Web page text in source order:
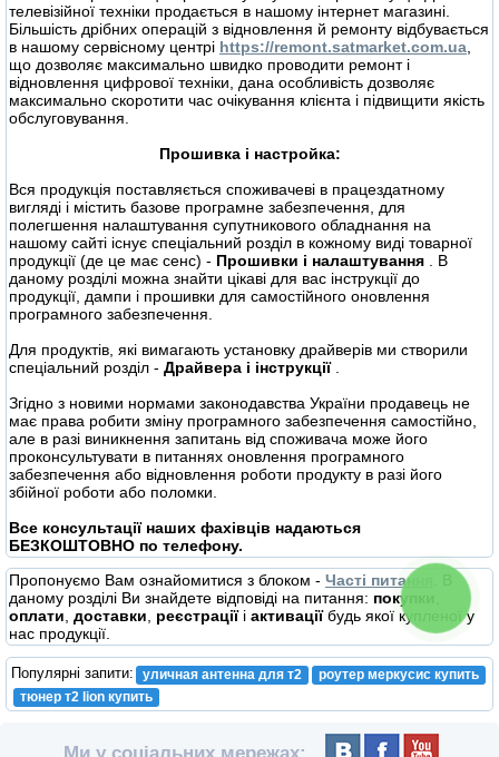
телевізійної техніки продається в нашому інтернет магазині.
Більшість дрібних операцій з відновлення й ремонту відбувається
в нашому сервісному центрі https://remont.satmarket.com.ua
що дозволяє максимально швидко проводити ремонт і
відновлення цифрової техніки, дана особливість дозволяє
максимально скоротити час очікування клієнта і підвищити якість
обслуговування.
Прошивка і настройка:
Вся продукція поставляється споживачеві в працездатному
вигляді і містить базове програмне забезпечення, для
полегшення налаштування супутникового обладнання на
нашому сайті існує спеціальний розділ в кожному виді товарної
продукції (де це має сенс) - Прошивки і налаштування
. В
даному розділі можна знайти цікаві для вас інструкції до
продукції, дампи і прошивки для самостійного оновлення
програмного забезпечення.
Для продуктів, які вимагають установку драйверів ми створили
спеціальний розділ - Драйвера і інструкції
Згідно з новими нормами законодавства України продавець не
має права робити зміну програмного забезпечення самостійно,
але в разі виникнення запитань від споживача може його
проконсультувати в питаннях оновлення програмного
забезпечення або відновлення роботи продукту в разі його
збійної роботи або поломки.
Все консультації наших фахівців надаються
БЕЗКОШТОВНО по телефону.
Пропонуємо Вам ознайомитися з блоком - Часті питання
даному розділі Ви знайдете відповіді на питання: покупки
оплати, доставки, реєстрації і активаціїбудь якої купленої у
нас продукції.
Популярні запити: уличная антенна для т2
роутер меркусис купить
тюнер т2 lion купить
Ми у соціальних мережах: